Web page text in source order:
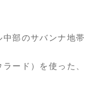
中部のサバンナ地帯
ード）を使った、